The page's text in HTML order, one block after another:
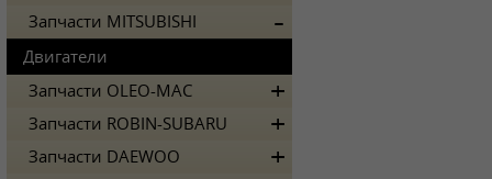
Запчасти MITSUBISHI
Двигатели
Запчасти OLEO-MAC
Запчасти ROBIN-SUBARU
Запчасти DAEWOO